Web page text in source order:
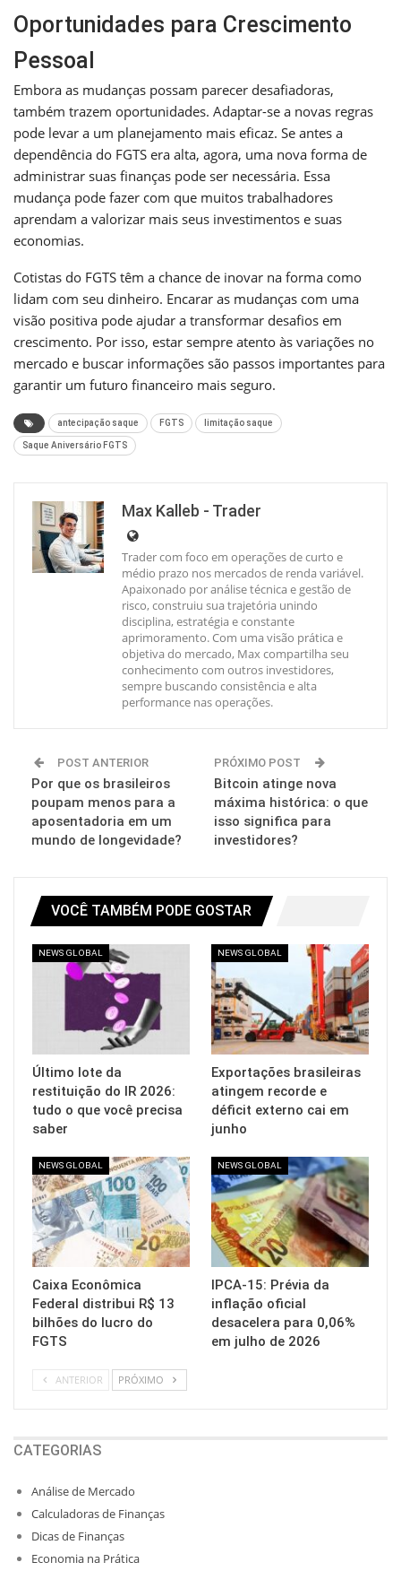
Oportunidades para Crescimento
Pessoal
Embora as mudanças possam parecer desafiadoras,
também trazem oportunidades. Adaptar-se a novas regras
pode levar a um planejamento mais eficaz. Se antes a
dependência do FGTS era alta, agora, uma nova forma de
administrar suas finanças pode ser necessária. Essa
mudança pode fazer com que muitos trabalhadores
aprendam a valorizar mais seus investimentos e suas
economias.
Cotistas do FGTS têm a chance de inovar na forma como
lidam com seu dinheiro. Encarar as mudanças com uma
visão positiva pode ajudar a transformar desafios em
crescimento. Por isso, estar sempre atento às variações no
mercado e buscar informações são passos importantes para
garantir um futuro financeiro mais seguro.
antecipação saque FGTS limitação saque
Saque Aniversário FGTS
Max Kalleb - Trader
Trader com foco em operações de curto e
médio prazo nos mercados de renda variável.
Apaixonado por análise técnica e gestão de
risco, construiu sua trajetória unindo
disciplina, estratégia e constante
aprimoramento. Com uma visão prática e
objetiva do mercado, Max compartilha seu
conhecimento com outros investidores,
sempre buscando consistência e alta
performance nas operações.
POST ANTERIOR
Por que os brasileiros
poupam menos para a
aposentadoria em um
mundo de longevidade?
PRÓXIMO POST
Bitcoin atinge nova
máxima histórica: o que
isso significa para
investidores?
VOCÊ TAMBÉM PODE GOSTAR
NEWS GLOBAL
Último lote da
restituição do IR 2026:
tudo o que você precisa
saber
NEWS GLOBAL
Exportações brasileiras
atingem recorde e
déficit externo cai em
junho
NEWS GLOBAL
Caixa Econômica
Federal distribui R$ 13
bilhões do lucro do
FGTS
NEWS GLOBAL
IPCA-15: Prévia da
inflação oficial
desacelera para 0,06%
em julho de 2026
ANTERIOR PRÓXIMO
CATEGORIAS
Análise de Mercado
Calculadoras de Finanças
Dicas de Finanças
Economia na Prática